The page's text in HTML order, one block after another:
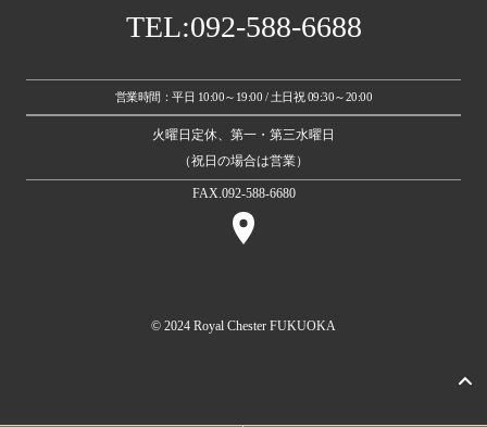
TEL:092-588-6688
営業時間：平日 10:00～19:00 / 土日祝 09:30～20:00
火曜日定休、第一・第三水曜日
（祝日の場合は営業）
FAX.092-588-6680
© 2024 Royal Chester FUKUOKA